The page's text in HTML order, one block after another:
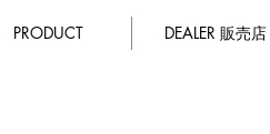
PRODUCT DEALER 販売店